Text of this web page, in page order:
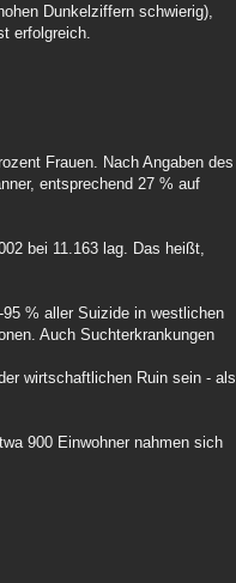
Dunkelziffern schwierig),
erfolgreich.
Frauen. Nach Angaben des
entsprechend 27 % auf
bei 11.163 lag. Das heißt,
% aller Suizide in westlichen
Auch Suchterkrankungen
wirtschaftlichen Ruin sein - als
900 Einwohner nahmen sich